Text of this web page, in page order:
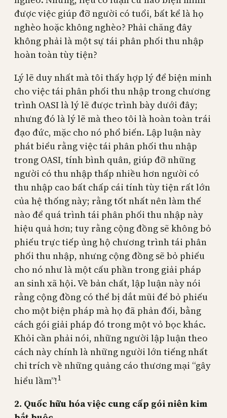
được việc giúp đỡ người có tuổi, bất kể là họ
nghèo hoặc không nghèo? Phải chăng đây
không phải là một sự tái phân phối thu nhập
hoàn toàn tùy tiện?
Lý lẽ duy nhất mà tôi thấy hợp lý để biện minh
cho việc tái phân phối thu nhập trong chương
trình OASI là lý lẽ được trình bày dưới đây;
nhưng đó là lý lẽ mà theo tôi là hoàn toàn trái
đạo đức, mặc cho nó phổ biến. Lập luận này
phát biểu rằng việc tái phân phối thu nhập
trong OASI, tính bình quân, giúp đỡ những
người có thu nhập thấp nhiều hơn người có
thu nhập cao bất chấp cái tính tùy tiện rất lớn
của hệ thống này; rằng tốt nhất nên làm thế
nào để quá trình tái phân phối thu nhập này
hiệu quả hơn; tuy rằng cộng đồng sẽ không bỏ
phiếu trực tiếp ủng hộ chương trình tái phân
phối thu nhập, nhưng cộng đồng sẽ bỏ phiếu
cho nó như là một cấu phần trong giải pháp
an sinh xã hội. Về bản chất, lập luận này nói
rằng cộng đồng có thể bị dắt mũi để bỏ phiếu
cho một biện pháp mà họ đã phản đối, bằng
cách gói giải pháp đó trong một vỏ bọc khác.
Khỏi cần phải nói, những người lập luận theo
cách này chính là những người lớn tiếng nhất
chỉ trích về những quảng cáo thương mại “gây
hiểu lầm”!1
2. Quốc hữu hóa việc cung cấp gói niên kim